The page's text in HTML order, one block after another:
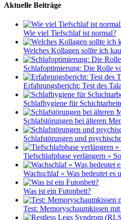
Aktuelle Beiträge
Wie viel Tiefschlaf ist normal?
Welches Kollagen sollte ich
Schlafoptimierung: Die Rolle
Erfahrungsbericht: Test des
Schlafhygiene für
Schlafstörungen bei älteren
Schlafstörungen und
Tiefschlafphase verlängern »
Wachschlaf » Was bedeutet es
Was ist ein Futonbett?
Test: Memoryschaumkissen